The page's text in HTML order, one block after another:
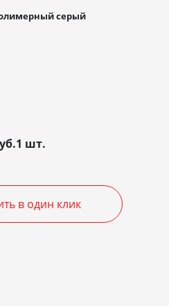
серый
шт.
в один клик